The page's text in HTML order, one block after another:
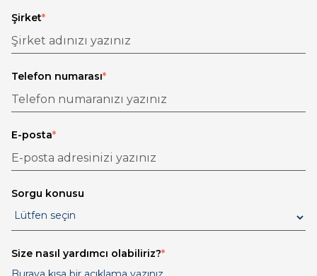
Şirket*
Telefon numarası*
E-posta*
Sorgu konusu
Size nasıl yardımcı olabiliriz?*